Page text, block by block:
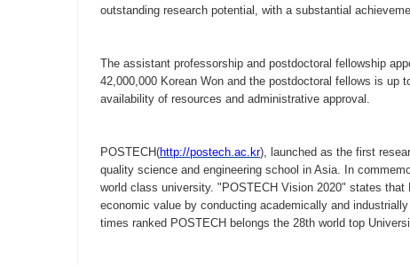
outstanding research potential, with a substantial
The assistant professorship and postdoctoral fellowship
42,000,000 Korean Won and the postdoctoral fellows is up
availability of resources and administrative approval.
POSTECH(http://postech.ac.kr), launched as the first
quality science and engineering school in Asia. In
world class university. "POSTECH Vision 2020" states
economic value by conducting academically and
times ranked POSTECH belongs the 28th world top